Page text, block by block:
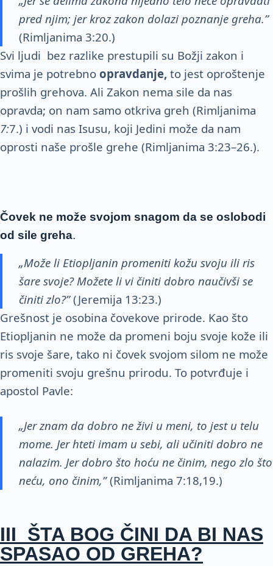
pred njim; jer kroz zakon dolazi poznanje greha.”
(Rimljanima 3:20.)
Svi ljudi bez razlike prestupili su Božji zakon i
svima je potrebno opravdanje, to jest oproštenje
prošlih grehova. Ali Zakon nema sile da nas
opravda; on nam samo otkriva greh (Rimljanima
7:7.) i vodi nas Isusu, koji Jedini može da nam
oprosti naše prošle grehe (Rimljanima 3:23–26.).
Čovek ne može svojom snagom da se oslobodi
od sile greha.
„Može li Etiopljanin promeniti kožu svoju ili ris
šare svoje? Možete li vi činiti dobro naučivši se
činiti zlo?”(Jeremija 13:23.)
Grešnost je osobina čovekove prirode. Kao što
Etiopljanin ne može da promeni boju svoje kože ili
ris svoje šare, tako ni čovek svojom silom ne može
promeniti svoju grešnu prirodu. To potvrđuje i
apostol Pavle:
„Jer znam da dobro ne živi u meni, to jest u telu
mome. Jer hteti imam u sebi, ali učiniti dobro ne
nalazim. Jer dobro što hoću ne činim, nego zlo što
neću, ono činim,”(Rimljanima 7:18,19.)
III ŠTA BOG ČINI DA BI NAS
SPASAO OD GREHA?